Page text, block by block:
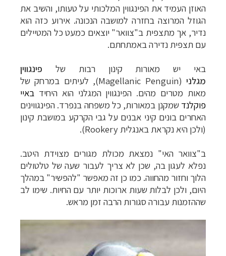
האוזן העמיד את הפינגווין המלכותי על טעותו, והשיב את
הגוזל המרוצה בחזרה למושבה הנכונה. אירוע כזה הוא
נדיר, אך מתצפית ב"צוואר" יוצאים כמעט כל המטיילים
עם תצפית נדירה באמתחתם.
באי יש מאורות קינון רבות של פינגווין
מגלני(
Magellanic Penguin), לעיתים במרחק של
מאות מטרים מהים. הפינגווין המגלני הוא היחיד באיי
פוקלנד שמקנן במאורות, כל משפחה בנפרד. הפינגווינים
האחרים בונים קיני אבנים על גבי הקרקע במושבת קינון
(ולכן היא נקראת באנגליתRookery
).
ב"צוואר האי" נמצאת מכולת מגורים מצוידת היטב.
נפלא לעגון בה, שכן לא צריך לעבור שעה של טלטולים
הלוך וחזור מהחווה. כמו כן זה מאפשר "להפשיר" במהלך
היום, ולכן לבלות שעות ארוכות יותר עם החיות. שימו לב
שההזמנות עבורה סגורות הרבה זמן מראש.